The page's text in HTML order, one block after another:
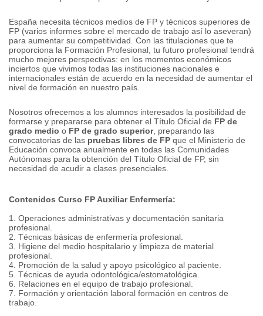
España necesita técnicos medios de FP y técnicos superiores de
FP (varios informes sobre el mercado de trabajo así lo aseveran)
para aumentar su competitividad. Con las titulaciones que te
proporciona la Formación Profesional, tu futuro profesional tendrá
mucho mejores perspectivas: en los momentos económicos
inciertos que vivimos todas las instituciones nacionales e
internacionales están de acuerdo en la necesidad de aumentar el
nivel de formación en nuestro país.
Nosotros ofrecemos a los alumnos interesados la posibilidad de
formarse y prepararse para obtener el Título Oficial de FP de
grado medio o FP de grado superior, preparando las
convocatorias de las pruebas libres de FP que el Ministerio de
Educación convoca anualmente en todas las Comunidades
Autónomas para la obtención del Título Oficial de FP, sin
necesidad de acudir a clases presenciales.
Contenidos Curso FP Auxiliar Enfermería:
1. Operaciones administrativas y documentación sanitaria
profesional.
2. Técnicas básicas de enfermería profesional.
3. Higiene del medio hospitalario y limpieza de material
profesional.
4. Promoción de la salud y apoyo psicológico al paciente.
5. Técnicas de ayuda odontológica/estomatológica.
6. Relaciones en el equipo de trabajo profesional.
7. Formación y orientación laboral formación en centros de
trabajo.